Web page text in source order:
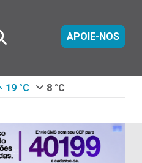
APOIE-NOS
19 °C 8 °C